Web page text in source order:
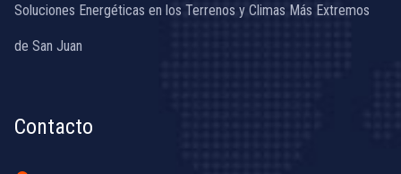
Soluciones Energéticas en los Terrenos y Climas Más Extremos
de San Juan
Contacto